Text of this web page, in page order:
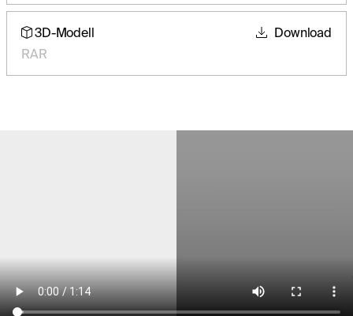
3D-Modell
RAR
Download